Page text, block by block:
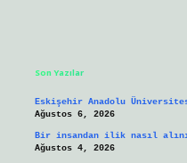
Son Yazılar
Eskişehir Anadolu
Ağustos 6, 2026
Bir insandan ilik nasıl
Ağustos 4, 2026